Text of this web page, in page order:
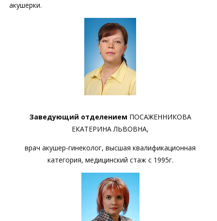
акушерки.
Заведующий отделением ПОСАЖЕННИКОВА
ЕКАТЕРИНА ЛЬВОВНА,
врач акушер-гинеколог, высшая квалификационная
категория, медицинский стаж с 1995г.